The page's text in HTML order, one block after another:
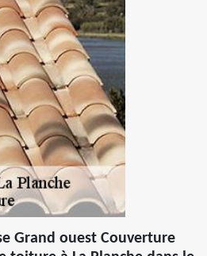
Grand ouest Couverture